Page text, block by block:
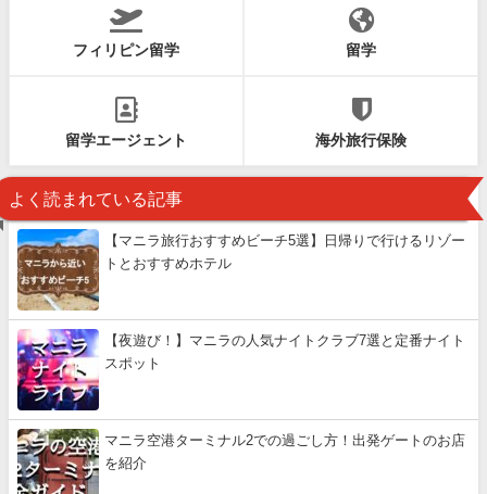
フィリピン留学 留学
留学エージェント 海外旅行保険
よく読まれている記事
【マニラ旅行おすすめビーチ5選】日帰りで行けるリゾー
トとおすすめホテル
【夜遊び！】マニラの人気ナイトクラブ7選と定番ナイト
スポット
マニラ空港ターミナル2での過ごし方！出発ゲートのお店
を紹介